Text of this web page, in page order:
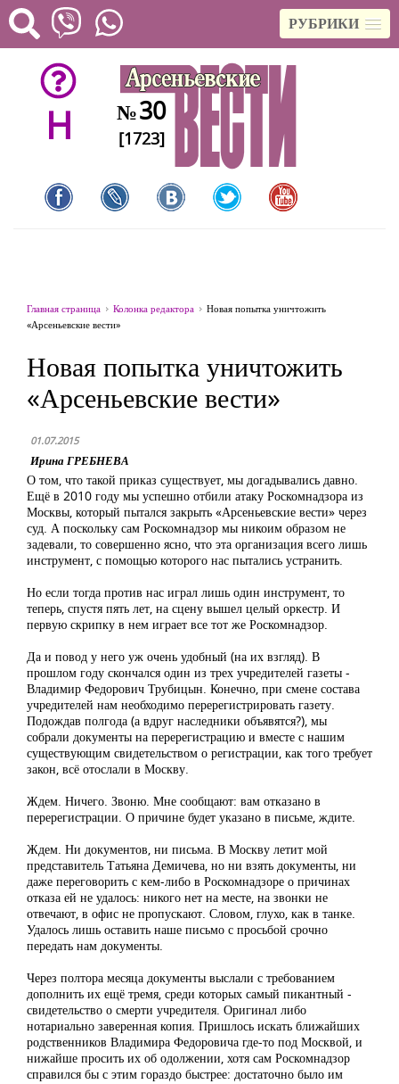
РУБРИКИ
H №30
[1723]
Главная страница Колонка редактора
Новая попытка уничтожить
«Арсеньевские вести»
Новая попытка уничтожить
«Арсеньевские вести»
01.07.2015
Ирина ГРЕБНЕВА
О том, что такой приказ существует, мы догадывались давно.
Ещё в 2010 году мы успешно отбили атаку Роскомнадзора из
Москвы, который пытался закрыть «Арсеньевские вести» через
суд. А поскольку сам Роскомнадзор мы никоим образом не
задевали, то совершенно ясно, что эта организация всего лишь
инструмент, с помощью которого нас пытались устранить.
Но если тогда против нас играл лишь один инструмент, то
теперь, спустя пять лет, на сцену вышел целый оркестр. И
первую скрипку в нем играет все тот же Роскомнадзор.
Да и повод у него уж очень удобный (на их взгляд). В
прошлом году скончался один из трех учредителей газеты -
Владимир Федорович Трубицын. Конечно, при смене состава
учредителей нам необходимо перерегистрировать газету.
Подождав полгода (а вдруг наследники объявятся?), мы
собрали документы на перерегистрацию и вместе с нашим
существующим свидетельством о регистрации, как того требует
закон, всё отослали в Москву.
Ждем. Ничего. Звоню. Мне сообщают: вам отказано в
перерегистрации. О причине будет указано в письме, ждите.
Ждем. Ни документов, ни письма. В Москву летит мой
представитель Татьяна Демичева, но ни взять документы, ни
даже переговорить с кем-либо в Роскомнадзоре о причинах
отказа ей не удалось: никого нет на месте, на звонки не
отвечают, в офис не пропускают. Словом, глухо, как в танке.
Удалось лишь оставить наше письмо с просьбой срочно
передать нам документы.
Через полтора месяца документы выслали с требованием
дополнить их ещё тремя, среди которых самый пикантный -
свидетельство о смерти учредителя. Оригинал либо
нотариально заверенная копия. Пришлось искать ближайших
родственников Владимира Федоровича где-то под Москвой, и
нижайше просить их об одолжении, хотя сам Роскомнадзор
справился бы с этим гораздо быстрее: достаточно было им